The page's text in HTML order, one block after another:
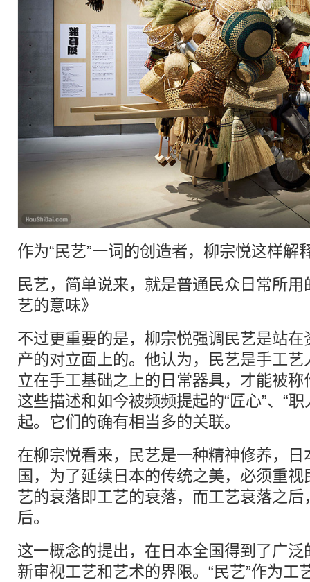
作为“民艺”一词的创造者，柳宗悦这样解
民艺，简单说来，就是普通民众日常所
艺的意味》
不过更重要的是，柳宗悦强调民艺是站
产的对立面上的。他认为，民艺是手工
立在手工基础之上的日常器具，才能被
这些描述和如今被频频提起的“匠心”、“
起。它们的确有相当多的关联。
在柳宗悦看来，民艺是一种精神修养，
国，为了延续日本的传统之美，必须重
艺的衰落即工艺的衰落，而工艺衰落之
后。
这一概念的提出，在日本全国得到了广
新审视工艺和艺术的界限。“民艺”作为工